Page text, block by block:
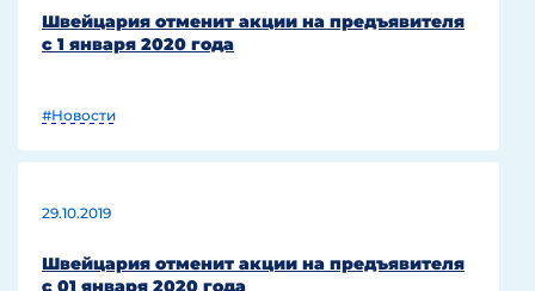
Швейцария отменит акции на предъявителя
с 1 января 2020 года
#Новости
29.10.2019
Швейцария отменит акции на предъявителя
с 01 января 2020 года